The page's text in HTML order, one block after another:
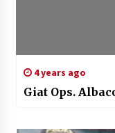
4 years ago
Giat Ops.